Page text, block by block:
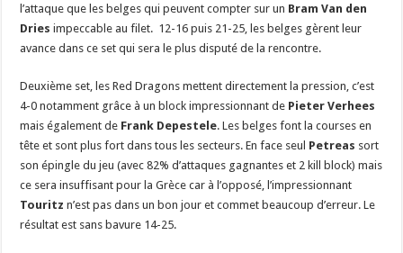
l’attaque que les belges qui peuvent compter sur un Bram Van den
Dries impeccable au filet. 12-16 puis 21-25, les belges gèrent leur
avance dans ce set qui sera le plus disputé de la rencontre.
Deuxième set, les Red Dragons mettent directement la pression, c’est
4-0 notamment grâce à un block impressionnant de Pieter Verhees
mais également de Frank Depestele. Les belges font la courses en
tête et sont plus fort dans tous les secteurs. En face seul Petreas sort
son épingle du jeu (avec 82% d’attaques gagnantes et 2 kill block) mais
ce sera insuffisant pour la Grèce car à l’opposé, l’impressionnant
Touritz n’est pas dans un bon jour et commet beaucoup d’erreur. Le
résultat est sans bavure 14-25.